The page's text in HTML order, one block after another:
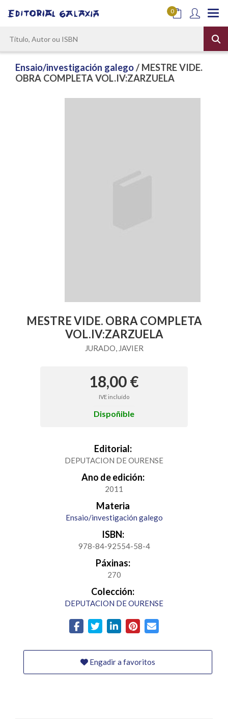
0
Ensaio/investigación galego/ MESTRE VIDE.
OBRA COMPLETA VOL.IV:ZARZUELA
MESTRE VIDE. OBRA COMPLETA
VOL.IV:ZARZUELA
JURADO, JAVIER
18,00 €
IVE incluído
Dispoñible
Editorial:
DEPUTACION DE OURENSE
Ano de edición:
2011
Materia
Ensaio/investigación galego
ISBN:
978-84-92554-58-4
Páxinas:
270
Colección:
DEPUTACION DE OURENSE
Engadir a favoritos